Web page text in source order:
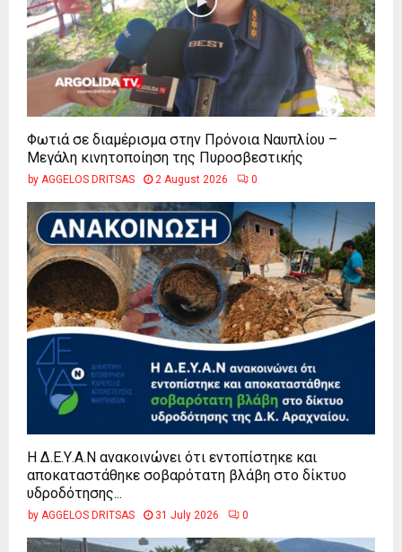
Φωτιά σε διαμέρισμα στην Πρόνοια Ναυπλίου –
Μεγάλη κινητοποίηση της Πυροσβεστικής
by AGGELOS DRITSAS 2 August 2026 0
Η Δ.Ε.Υ.Α.Ν ανακοινώνει ότι εντοπίστηκε και
αποκαταστάθηκε σοβαρότατη βλάβη στο δίκτυο
υδροδότησης...
by AGGELOS DRITSAS 31 July 2026 0